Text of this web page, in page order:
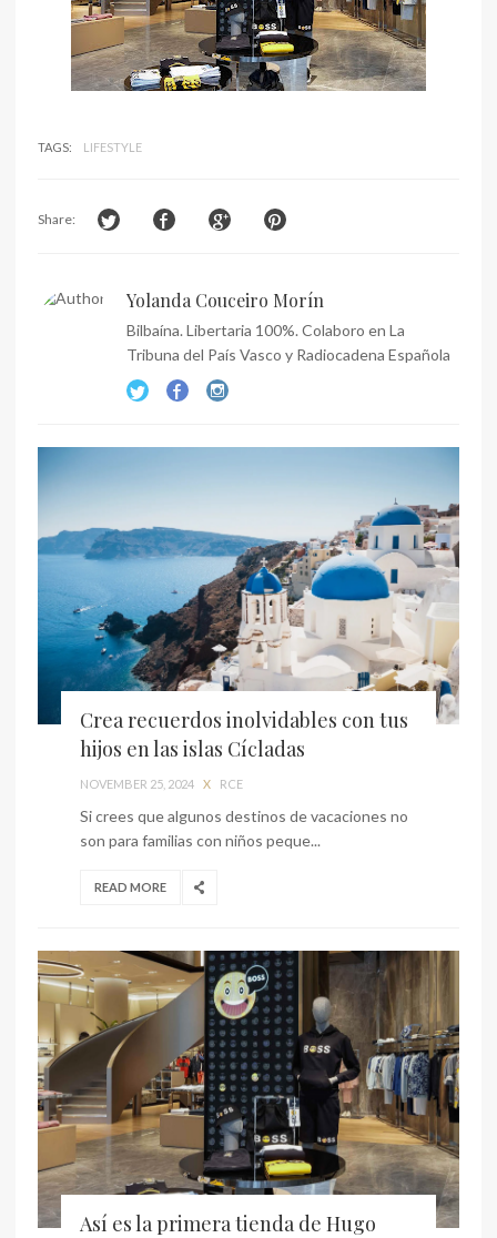
TAGS: LIFESTYLE
Share:
Yolanda Couceiro Morín
Bilbaína. Libertaria 100%. Colaboro en La
Tribuna del País Vasco y Radiocadena Española
Crea recuerdos inolvidables con tus
hijos en las islas Cícladas
NOVEMBER 25, 2024 X RCE
Si crees que algunos destinos de vacaciones no
son para familias con niños peque...
READ MORE
Así es la primera tienda de Hugo